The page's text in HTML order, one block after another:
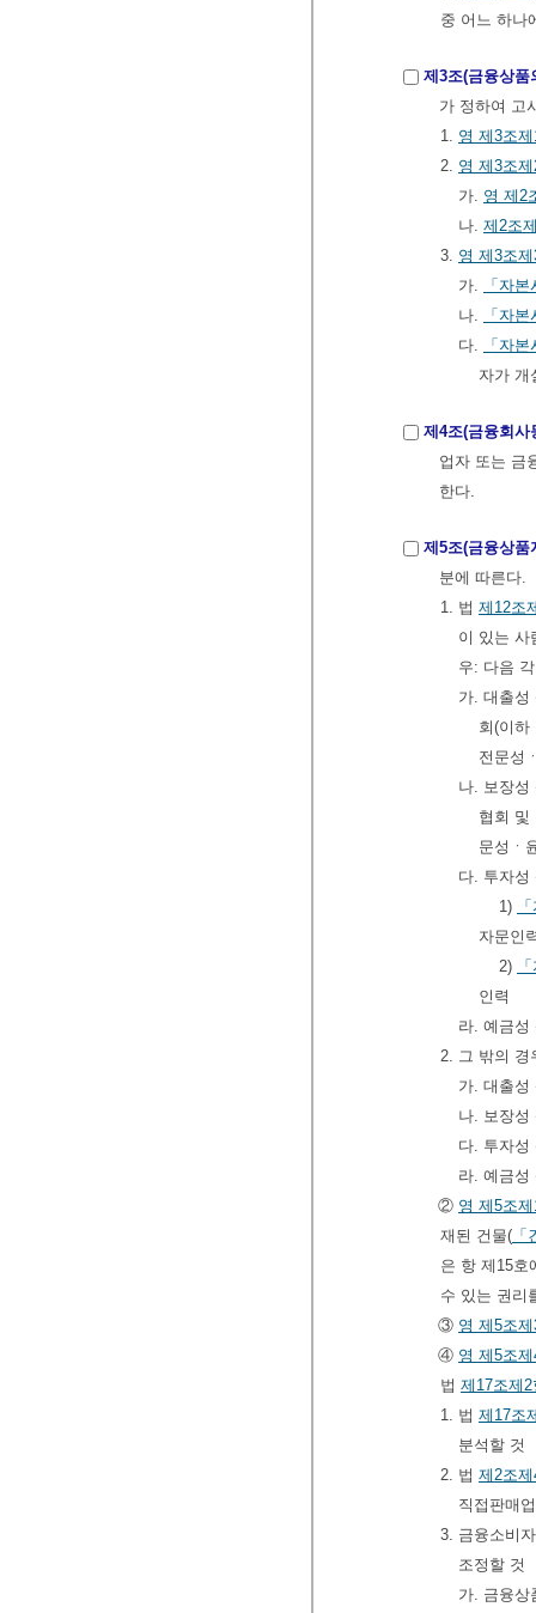
중 어느 하나
제3조(금융상품
가 정하여 고
1. 영 제3조
2. 영 제3조
가. 영 제2
나. 제2조
3. 영 제3조
가.
「자
나.
「자
다.
「자
자가 개
제4조(금융회사
업자 또는 금
한다.
제5조(금융상품
분에 따른다.
1. 법 제12조
이 있는 사
우: 다음
가. 대출
회(이하
전문성
나. 보장
협회 및
문성ㆍ
다. 투자성
1)
자문인
2)
인력
라. 예금성
2. 그 밖의 경
가. 대출성
나. 보장성
다. 투자성
라. 예금성
② 영 제5조
재된 건물(
은 항 제15호
수 있는 권리
③ 영 제5조
④ 영 제5조
법 제17조제2
1. 법 제17조
분석할 것
2. 법 제2조
직접판매
3. 금융소비
조정할 것
가. 금융상